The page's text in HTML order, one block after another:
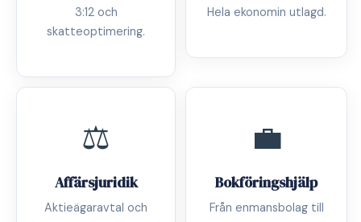
3:12 och
skatteoptimering.
Hela ekonomin utlagd.
⚖️
Affärsjuridik
Aktieägaravtal och
💼
Bokföringshjälp
Från enmansbolag till